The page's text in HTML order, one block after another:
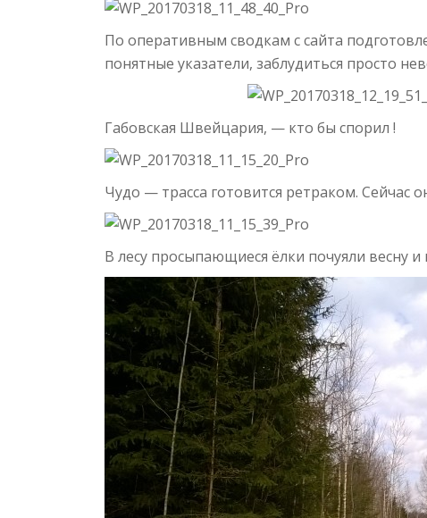
По оперативным сводкам с сайта
понятные указатели, заблудиться просто
Габовская Швейцария, — кто бы спорил !
Чудо — трасса готовится ретраком. Сейчас
В лесу просыпающиеся ёлки почуяли весну